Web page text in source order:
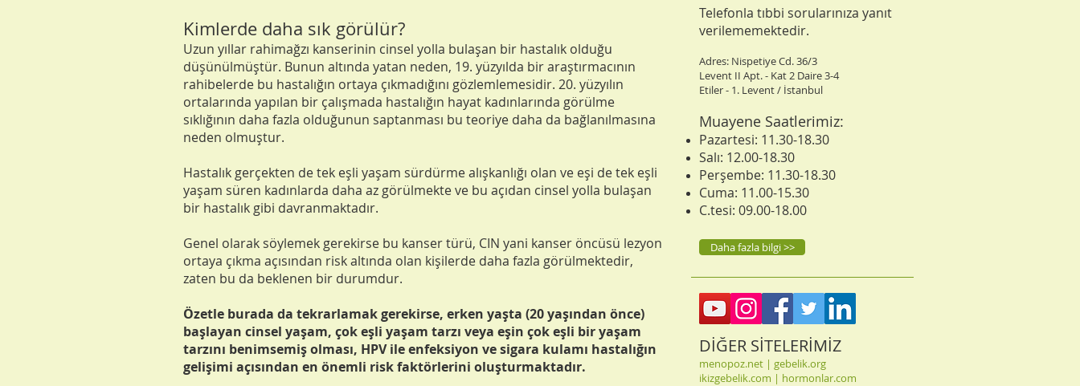
Kimlerde daha sık görülür?
Uzun yıllar rahimağzı kanserinin cinsel yolla bulaşan bir hastalık olduğu
düşünülmüştür. Bunun altında yatan neden, 19. yüzyılda bir araştırmacının
rahibelerde bu hastalığın ortaya çıkmadığını gözlemlemesidir. 20. yüzyılın
ortalarında yapılan bir çalışmada hastalığın hayat kadınlarında görülme
sıklığının daha fazla olduğunun saptanması bu teoriye daha da bağlanılmasına
neden olmuştur.
Hastalık gerçekten de tek eşli yaşam sürdürme alışkanlığı olan ve eşi de tek eşli
yaşam süren kadınlarda daha az görülmekte ve bu açıdan cinsel yolla bulaşan
bir hastalık gibi davranmaktadır.
Genel olarak söylemek gerekirse bu kanser türü, CIN yani kanser öncüsü lezyon
ortaya çıkma açısından risk altında olan kişilerde daha fazla görülmektedir,
zaten bu da beklenen bir durumdur.
Özetle burada da tekrarlamak gerekirse, erken yaşta (20 yaşından önce)
başlayan cinsel yaşam, çok eşli yaşam tarzı veya eşin çok eşli bir yaşam
tarzını benimsemiş olması, HPV ile enfeksiyon ve sigara kulamı hastalığın
gelişimi açısından en önemli risk faktörlerini oluşturmaktadır.
Telefonla tıbbi sorularınıza yanıt
verilememektedir.
Adres: Nispetiye Cd. 36/3
Levent II Apt. - Kat 2 Daire 3-4
Etiler - 1. Levent / İstanbul
Muayene Saatlerimiz:
Pazartesi: 11.30-18.30
Salı: 12.00-18.30
Perşembe: 11.30-18.30
Cuma: 11.00-15.30
C.tesi: 09.00-18.00
Daha fazla bilgi >>
DİĞER SİTELERİMİZ
menopoz.net | gebelik.org
ikizgebelik.com | hormonlar.com